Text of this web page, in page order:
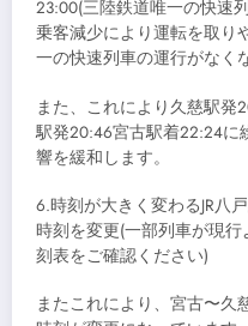
23:00(三陸鉄道唯一の快速
乗客減少により運転を取り
一の快速列車の運行がなく
また、これにより久慈駅発
駅発20:46宮古駅着22:24に
響を緩和します。
6.時刻が大きく変わるJR八
時刻を変更(一部列車が現
刻表をご確認ください)
またこれにより、宮古〜久